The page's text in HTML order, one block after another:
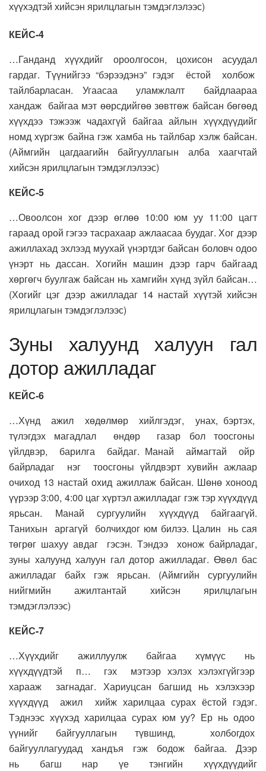
хүүхэдтэй хийсэн ярилцлагын тэмдэглэлээс)
КЕЙС-4
…Ганданд хүүхдийг ороолгосон, цохисон асуудал
гардаг. Түүнийгээ “бэрээдэнэ” гэдэг ёстой холбож
тайлбарласан. Угаасаа уламжлалт байдлаараа
хандаж байгаа мэт өөрсдийгөө зөвтгөж байсан бөгөөд
хүүхдээ тэжээж чадахгүй байгаа айлын хүүхдүүдийг
номд хүргэж байна гэж хамба нь тайлбар хэлж байсан.
(Аймгийн цагдаагийн байгууллагын алба хаагчтай
хийсэн ярилцлагын тэмдэглэлээс)
КЕЙС-5
…Овоолсон хог дээр өглөө 10:00 юм уу 11:00 цагт
гараад орой гэгээ тасрахаар ажлаасаа буудаг. Хог дээр
ажиллахад эхлээд муухай үнэртдэг байсан боловч одоо
үнэрт нь дассан. Хогийн машин дээр гарч байгаад
хөргөгч буулгаж байсан нь хамгийн хүнд зүйл байсан…
(Хогийг цэг дээр ажилладаг 14 настай хүүтэй хийсэн
ярилцлагын тэмдэглэлээс)
Зуны халуунд халуун гал
дотор ажилладаг
КЕЙС-6
…Хүнд ажил хөдөлмөр хийлгэдэг, унах, бэртэх,
түлэгдэх магадлал өндөр газар бол тоосгоны
үйлдвэр, барилга байдаг. Манай аймагтай ойр
байрладаг нэг тоосгоны үйлдвэрт хувийн ажлаар
очиход 13 настай охид ажиллаж байсан. Шөнө хоноод
үүрээр 3:00, 4:00 цаг хүртэл ажилладаг гэж тэр хүүхдүүд
ярьсан. Манай сургуулийн хүүхдүүд байгаагүй.
Танихын аргагүй болчихдог юм билээ. Цалин нь сая
төгрөг шахуу авдаг гэсэн. Тэндээ хонож байрладаг,
зуны халуунд халуун гал дотор ажилладаг. Өвөл бас
ажилладаг байх гэж ярьсан. (Аймгийн сургуулийн
нийгмийн ажилтантай хийсэн ярилцлагын
тэмдэглэлээс)
КЕЙС-7
…Хүүхдийг ажиллуулж байгаа хүмүүс нь
хүүхдүүдтэй п… гэх мэтээр хэлэх хэлэхгүйгээр
харааж загнадаг. Хариуцсан багшид нь хэлэхээр
хүүхдүүд ажил хийж харилцаа сурах ёстой гэдэг.
Тэднээс хүүхэд харилцаа сурах юм уу? Ер нь одоо
үүнийг байгууллагын түвшинд, холбогдох
байгууллагуудад хандъя гэж бодож байгаа. Дээр
нь багш нар үе тэнгийн хүүхдүүдийг